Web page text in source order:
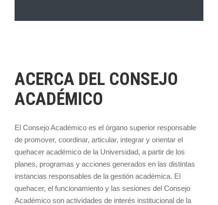
ACERCA DEL CONSEJO
ACADÉMICO
El Consejo Académico es el órgano superior responsable
de promover, coordinar, articular, integrar y orientar el
quehacer académico de la Universidad, a partir de los
planes, programas y acciones generados en las distintas
instancias responsables de la gestión académica. El
quehacer, el funcionamiento y las sesiones del Consejo
Académico son actividades de interés institucional de la